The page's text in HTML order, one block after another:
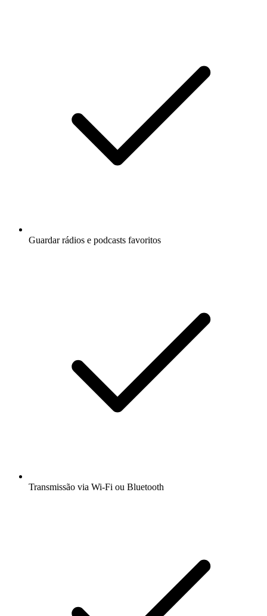
Guardar rádios e podcasts favoritos
Transmissão via Wi-Fi ou Bluetooth